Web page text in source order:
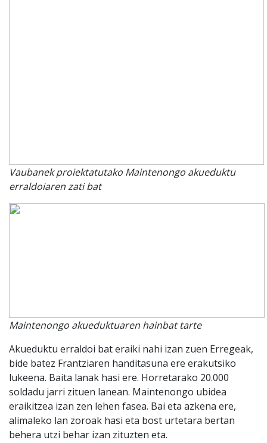
Vaubanek proiektatutako Maintenongo akueduktu
erraldoiaren zati bat
Maintenongo akueduktuaren hainbat tarte
Akueduktu erraldoi bat eraiki nahi izan zuen Erregeak,
bide batez Frantziaren handitasuna ere erakutsiko
lukeena. Baita lanak hasi ere. Horretarako 20.000
soldadu jarri zituen lanean. Maintenongo ubidea
eraikitzea izan zen lehen fasea. Bai eta azkena ere,
alimaleko lan zoroak hasi eta bost urtetara bertan
behera utzi behar izan zituzten eta.